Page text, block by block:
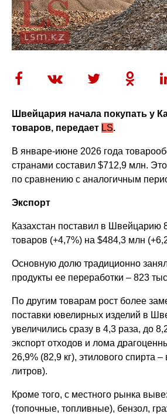
Швейцария начала покупать у
товаров, передает LS.
В январе-июне 2026 года
странами составил $712,9 млн.
по сравнению с аналогичным
Экспорт
Казахстан поставил в Швейцарию
товаров (+4,7%) на $484,3 млн
Основную долю традиционно
продукты ее переработки – 823
По другим товарам рост более
поставки ювелирных изделий в
увеличились сразу в 4,3 раза, до
экспорт отходов и лома
26,9% (82,9 кг), этилового спирта
литров).
Кроме того, с местного рынка
(топочные, топливные), бензол,